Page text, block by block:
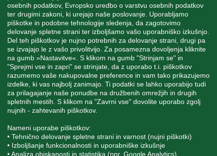
osebnih podatkov, Evropsko uredbo o varstvu osebnih podatkov
ter drugimi zakoni, ki urejajo naše poslovanje. Uporabljamo
piškotke in podobne tehnologije sledenja, da zagotovimo
delovanje spletne strani ter izboljšamo vašo uporabniško izkušnjo.
Del teh piškotkov je nujno potrebnih za delovanje strani, drugi pa
se izvajajo le z vašo privolitvijo. Za posamezna dovoljenja kliknite
na gumb »Nastavitve«. S klikom na gumb "Strinjam se" in
"Sprejmi vse in zapri" se strinjate, da z uporabo t.i. piškotkov
razumemo vaše nakupovalne preference in vam tako prikazujemo
izdelke, ki vas najbolj zanimajo. Ti podatki se lahko uporabijo tudi
za prilagajanje naše ponudbe na družbenih omrežjih in drugih
spletnih mestih. S klikom na "Zavrni vse" dovolite uporabo zgolj
nujnih - zahtevanih piškotkov.
Nameni uporabe piškotkov:
• Tehnično delovanje spletne strani in varnost (nujni piškotki)
• Izboljšanje funkcionalnosti in uporabniške izkušnje
• Analiza obiskanosti in statistika (npr. Google Analytics)
MOJ RAČUN
STORITEV ZA STRANKE
SPREMLJAJTE NAS
+386 1 562 21 11